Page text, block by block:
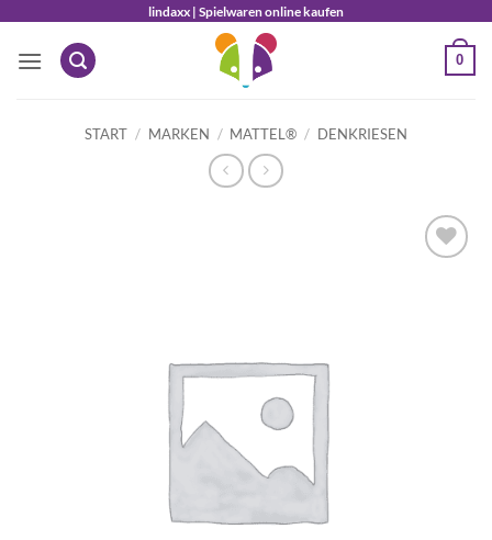
springen
lindaxx | Spielwaren online kaufen
0
START / MARKEN / MATTEL® / DENKRIESEN